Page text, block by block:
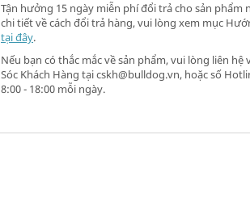
Tận hưởng 15 ngày miễn phí đổi trả cho sản phẩm
chi tiết về cách đổi trả hàng, vui lòng xem mục
tại đây.
Nếu bạn có thắc mắc về sản phẩm, vui lòng liên hệ
Sóc Khách Hàng tại cskh@bulldog.vn, hoặc số
8:00 - 18:00 mỗi ngày.